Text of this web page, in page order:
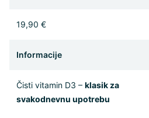
19,90 €
Informacije
Čisti vitamin D3 – klasik za
svakodnevnu upotrebu